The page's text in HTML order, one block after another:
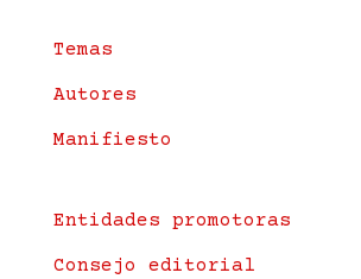
Temas
Autores
Manifiesto
Entidades promotoras
Consejo editorial